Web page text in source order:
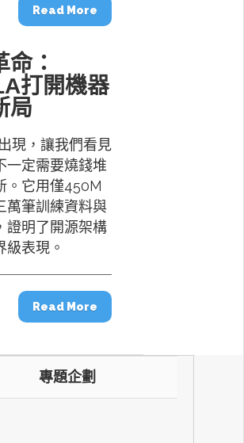
Read More
：
打開機器
局
現，讓我們看見
一定需要燒錢堆
。它用僅450M
萬筆訓練資料與
證明了開源架構
級表現。
Read More
專題企劃